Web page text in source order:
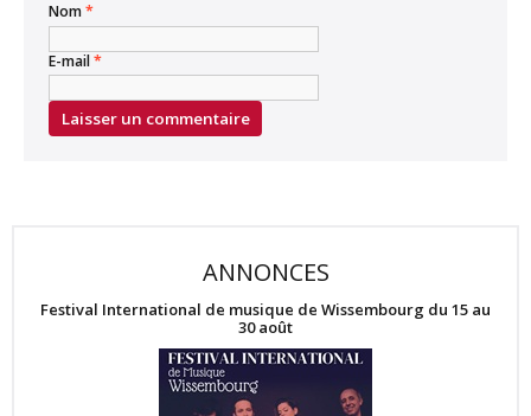
Nom*
E-mail*
ANNONCES
Festival International de musique de Wissembourg du 15 au
30 août